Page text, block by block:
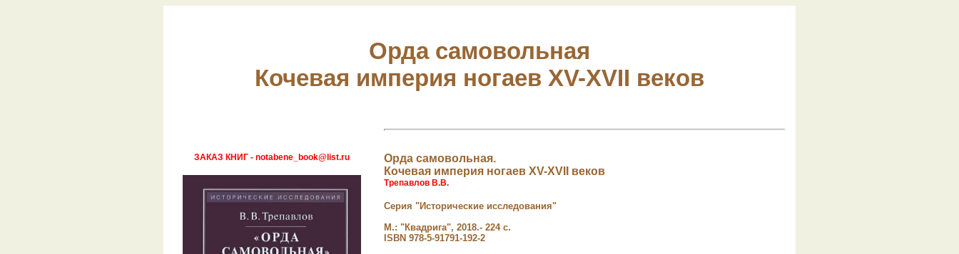
Орда самовольная
Кочевая империя ногаев XV-XVII веков
ЗАКАЗ КНИГ - notabene_book@list.ru
Орда самовольная.
Кочевая империя ногаев XV-XVII веков
Трепавлов В.В.
Серия "Исторические исследования"
М.: "Квадрига", 2018.- 224 с.
ISBN 978-5-91791-192-2